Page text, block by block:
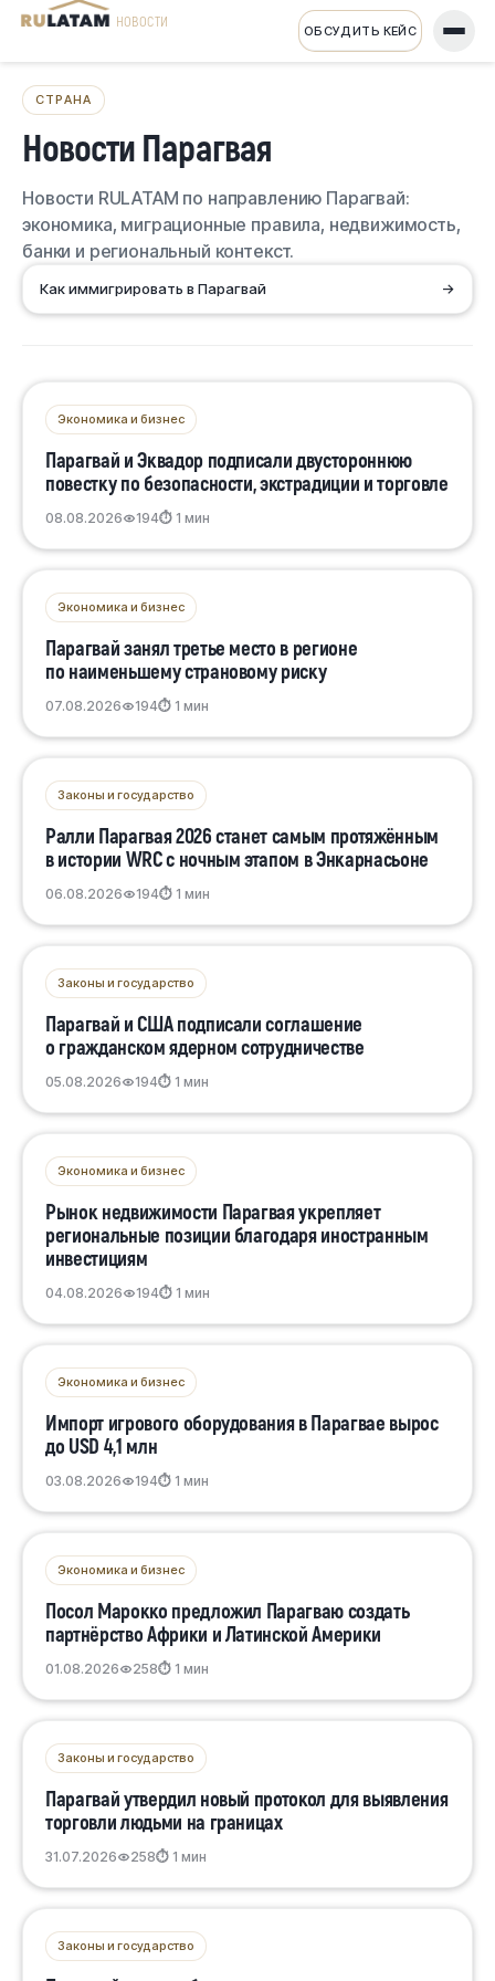
НОВОСТИ ОБСУДИТЬ КЕЙС
СТРАНА
Новости Парагвая
Новости RULATAM по направлению Парагвай:
экономика, миграционные правила, недвижимость,
банки и региональный контекст.
Как иммигрировать в Парагвай →
Экономика и бизнес
Парагвай и Эквадор подписали двустороннюю
повестку по безопасности, экстрадиции и торговле
08.08.2026 194⏱ 1 мин
Экономика и бизнес
Парагвай занял третье место в регионе
по наименьшему страновому риску
07.08.2026 194⏱ 1 мин
Законы и государство
Ралли Парагвая 2026 станет самым протяжённым
в истории WRC с ночным этапом в Энкарнасьоне
06.08.2026 194⏱ 1 мин
Законы и государство
Парагвай и США подписали соглашение
о гражданском ядерном сотрудничестве
05.08.2026 194⏱ 1 мин
Экономика и бизнес
Рынок недвижимости Парагвая укрепляет
региональные позиции благодаря иностранным
инвестициям
04.08.2026 194⏱ 1 мин
Экономика и бизнес
Импорт игрового оборудования в Парагвае вырос
до USD 4,1 млн
03.08.2026 194⏱ 1 мин
Экономика и бизнес
Посол Марокко предложил Парагваю создать
партнёрство Африки и Латинской Америки
01.08.2026 258⏱ 1 мин
Законы и государство
Парагвай утвердил новый протокол для выявления
торговли людьми на границах
31.07.2026 258⏱ 1 мин
Законы и государство